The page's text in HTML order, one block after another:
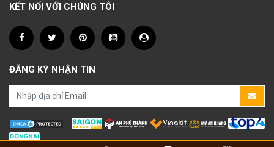
KẾT NỐI VỚI CHÚNG TÔI
ĐĂNG KÝ NHẬN TIN